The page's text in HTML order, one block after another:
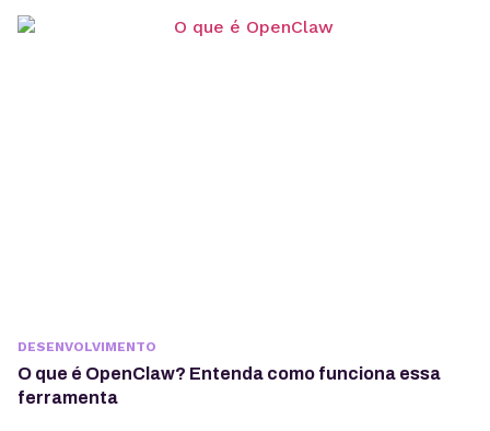
sem comprometer a experiência humana. A forma
DESENVOLVIMENTO
O que é OpenClaw? Entenda como funciona essa
ferramenta